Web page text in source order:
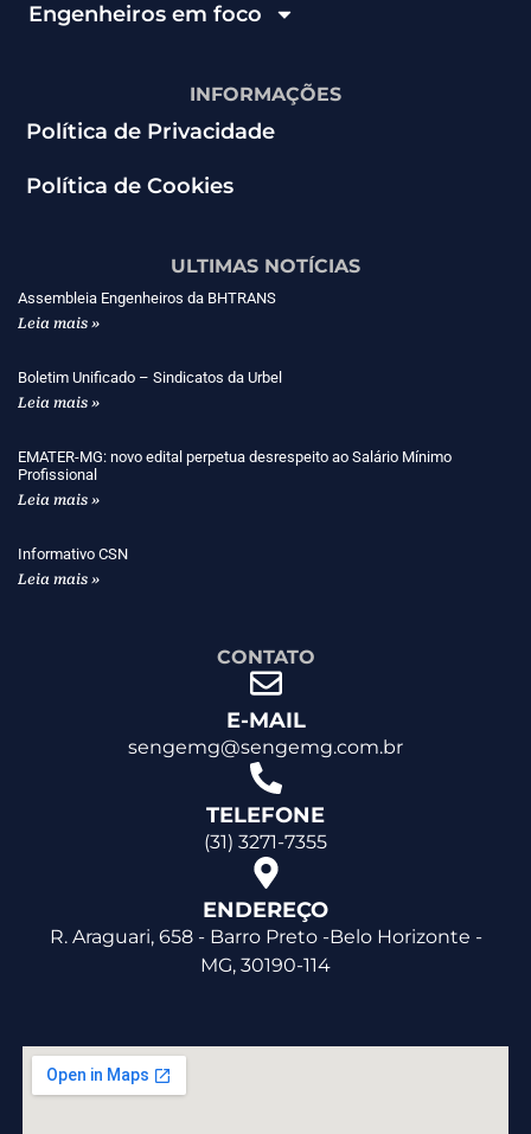
Engenheiros em foco
INFORMAÇÕES
Política de Privacidade
Política de Cookies
ULTIMAS NOTÍCIAS
Assembleia Engenheiros da BHTRANS
Leia mais »
Boletim Unificado – Sindicatos da Urbel
Leia mais »
EMATER-MG: novo edital perpetua desrespeito ao Salário Mínimo
Profissional
Leia mais »
Informativo CSN
Leia mais »
CONTATO
E-MAIL
sengemg@sengemg.com.br
TELEFONE
(31) 3271-7355
ENDEREÇO
R. Araguari, 658 - Barro Preto -Belo Horizonte -
MG, 30190-114